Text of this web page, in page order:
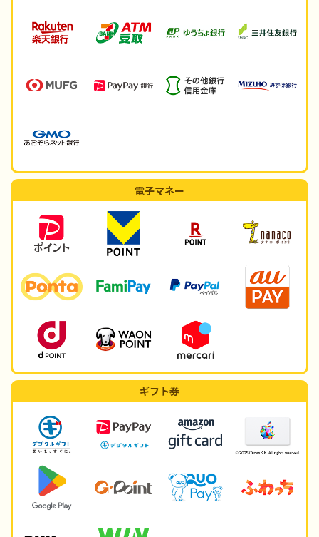
電子マネー
ギフト券